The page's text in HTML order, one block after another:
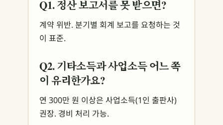
Q1. 정산 보고서를 못 받으면?
계약 위반. 분기별 회계 보고를 요청하는 것
이 표준.
Q2. 기타소득과 사업소득 어느 쪽
이 유리한가요?
연 300만 원 이상은 사업소득(1인 출판사)
권장. 경비 처리 가능.